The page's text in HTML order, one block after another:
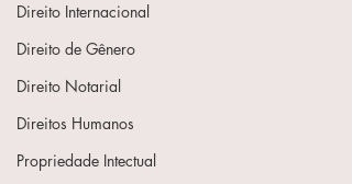
Direito Internacional
Direito de Gênero
Direito Notarial
Direitos Humanos
Propriedade Intectual